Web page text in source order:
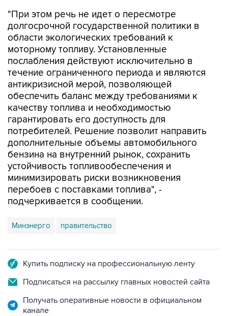
"При этом речь не идет о пересмотре
долгосрочной государственной политики в
области экологических требований к
моторному топливу. Установленные
послабления действуют исключительно в
течение ограниченного периода и являются
антикризисной мерой, позволяющей
обеспечить баланс между требованиями к
качеству топлива и необходимостью
гарантировать его доступность для
потребителей. Решение позволит направить
дополнительные объемы автомобильного
бензина на внутренний рынок, сохранить
устойчивость топливообеспечения и
минимизировать риски возникновения
перебоев с поставками топлива", -
подчеркивается в сообщении.
Минэнерго правительство
Купить подписку на профессиональную ленту
Подписаться на рассылку главных новостей сайта
Получать оперативные новости в официальном
канале